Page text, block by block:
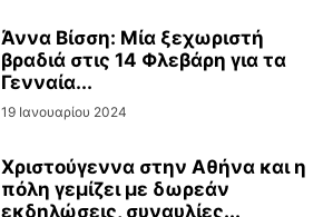
Άννα Βίσση: Μία ξεχωριστή
βραδιά στις 14 Φλεβάρη για τα
Γενναία...
19 Ιανουαρίου 2024
Χριστούγεννα στην Αθήνα και η
πόλη γεμίζει με δωρεάν
εκδηλώσεις, συναυλίες...